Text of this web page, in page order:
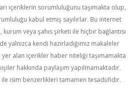
içeriklerin sorumluluğunu taşımakta olup,
kabul etmiş sayılırlar. Bu internet
veya şahıs şirketi ile hiçbir bağlantısı
yalnızca kendi hazırladığımız makaleler
yer alan içerikler haber niteliği taşımamakta
hakkında paylaşım yapılmamaktadır.
ile isim benzerlikleri tamamen tesadüfidir.